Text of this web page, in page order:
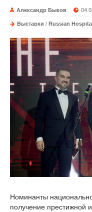
Александр Быков
Выставки / Russian
Номинанты
получение престижной